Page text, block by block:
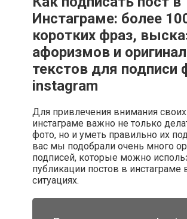
Инстаграме: более
коротких фраз,
афоризмов и
текстов для подписи
instagram
Для привлечения внимания
инстаграме важно не только
фото, но и уметь правильно их
вас мы подобрали очень много
подписей, которые можно
публикации постов в инстаграме
ситуациях.